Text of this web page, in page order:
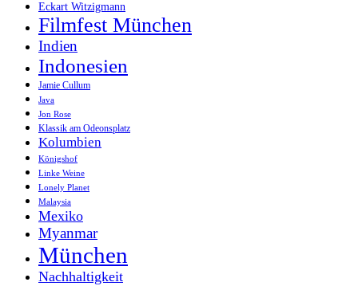
Eckart Witzigmann
Filmfest München
Indien
Indonesien
Jamie Cullum
Java
Jon Rose
Klassik am Odeonsplatz
Kolumbien
Königshof
Linke Weine
Lonely Planet
Malaysia
Mexiko
Myanmar
München
Nachhaltigkeit